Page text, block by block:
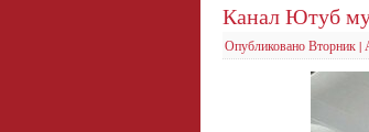
Канал Ютуб
ОпубликованоВторник|